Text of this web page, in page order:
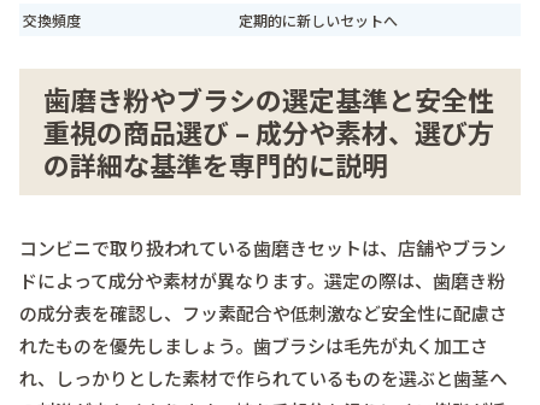
交換頻度
定期的に新しいセットへ
歯磨き粉やブラシの選定基準と安全性
重視の商品選び – 成分や素材、選び方
の詳細な基準を専門的に説明
コンビニで取り扱われている歯磨きセットは、店舗やブラン
ドによって成分や素材が異なります。選定の際は、歯磨き粉
の成分表を確認し、フッ素配合や低刺激など安全性に配慮さ
れたものを優先しましょう。歯ブラシは毛先が丸く加工さ
れ、しっかりとした素材で作られているものを選ぶと歯茎へ